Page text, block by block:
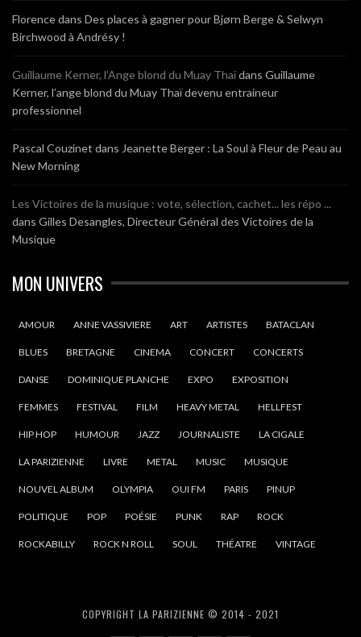
Florencedans Des places à gagner pour Bjørn Berge & Selwyn
Birchwood à Andrésy !
Guillaume Kerner, l’Ange blond du Muay Thaïdans Guillaume
Kerner, l’ange blond du Muay Thaï devenu entraineur
professionnel
Pascal Couzinet dans Jeanette Berger : La Soul à Fleur de Peau au
New Morning
Les Victoires de la musique : vote, sélection, cachet... les répo ...
dans Gilles Desangles, Directeur Général des Victoires de la
Musique
MON UNIVERS
AMOUR ANNE VASSIVIERE ART ARTISTES BATACLAN
BLUES BRETAGNE CINEMA CONCERT CONCERTS
DANSE DOMINIQUE PLANCHE EXPO EXPOSITION
FEMMES FESTIVAL FILM HEAVY METAL HELLFEST
HIP HOP HUMOUR JAZZ JOURNALISTE LA CIGALE
LA PARIZIENNE LIVRE METAL MUSIC MUSIQUE
NOUVEL ALBUM OLYMPIA OUI FM PARIS PINUP
POLITIQUE POP POÉSIE PUNK RAP ROCK
ROCKABILLY ROCK N ROLL SOUL THÉATRE VINTAGE
COPYRIGHT LA PARIZIENNE © 2014 - 2021